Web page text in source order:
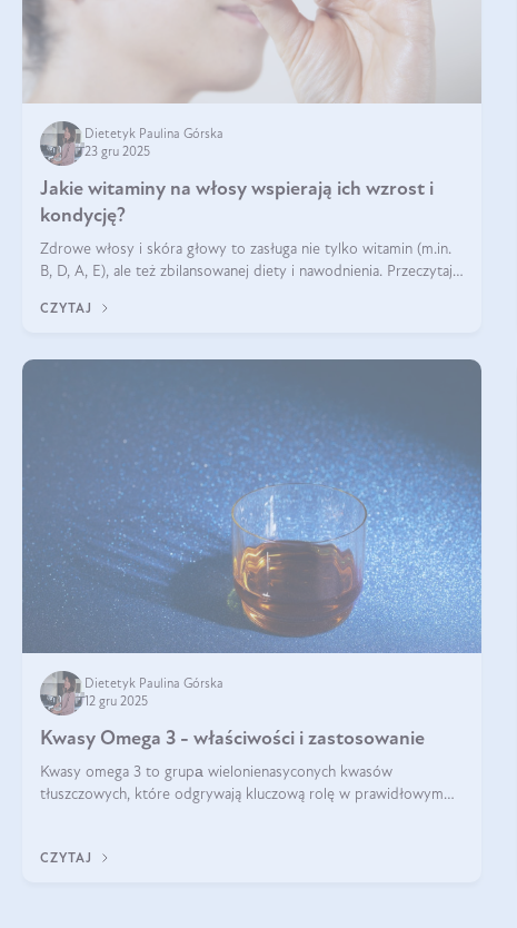
Dietetyk Paulina Górska
23 gru 2025
Jakie witaminy na włosy wspierają ich wzrost i
kondycję?
Zdrowe włosy i skóra głowy to zasługa nie tylko witamin (m.in.
B, D, A, E), ale też zbilansowanej diety i nawodnienia. Przeczytaj
wypadanie włosów.
CZYTAJ
Dietetyk Paulina Górska
12 gru 2025
Kwasy Omega 3 - właściwości i zastosowanie
Kwasy omega 3 to grupа wielonienasyconych kwasów
tłuszczowych, które odgrywają kluczową rolę w prawidłowym
CZYTAJ